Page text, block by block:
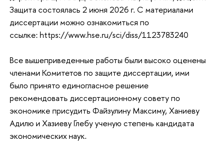
Защита состоялась 2 июня 2026 г. С материалами
диссертации можно ознакомиться по
ссылке: https://www.hse.ru/sci/diss/1123783240
Все вышеприведенные работы были высоко оценены
членами Комитетов по защите диссертации, ими
было принято единогласное решение
рекомендовать диссертационному совету по
экономике присудить Файзулину Максиму, Ханиеву
Адилю и Хазиеву Глебу ученую степень кандидата
экономических наук.